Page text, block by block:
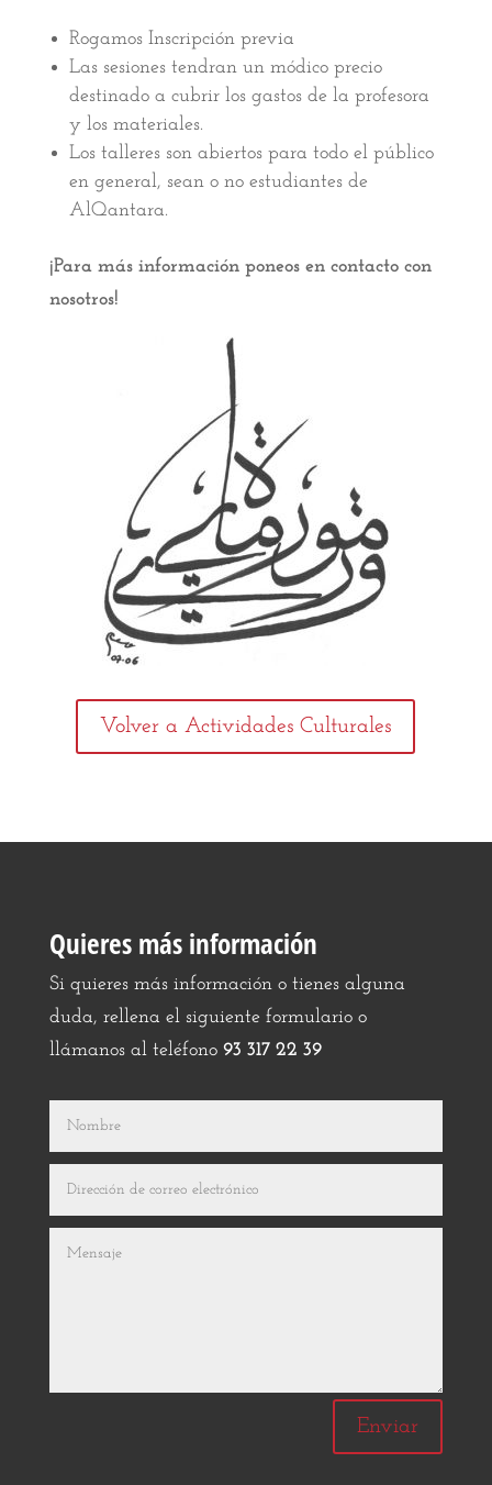
Rogamos Inscripción previa
Las sesiones tendran un módico precio
destinado a cubrir los gastos de la profesora
y los materiales.
Los talleres son abiertos para todo el público
en general, sean o no estudiantes de
AlQantara.
¡Para más información poneos en contacto con
nosotros!
Volver a Actividades Culturales
Quieres más información
Si quieres más información o tienes alguna
duda, rellena el siguiente formulario o
llámanos al teléfono 93 317 22 39
Enviar